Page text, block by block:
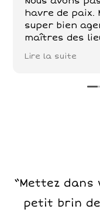
havre de paix.
super bien
maîtres des
chats sont
Lire la suite
“Mettez dans
petit brin